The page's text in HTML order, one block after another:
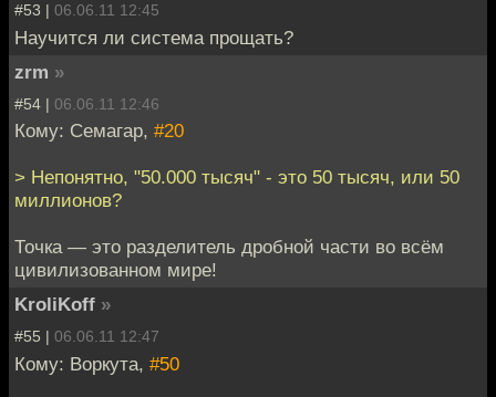
#53 | 06.06.11 12:45
Научится ли система прощать?
zrm »
#54 | 06.06.11 12:46
Кому: Семагар, #20
> Непонятно, "50.000 тысяч" - это 50 тысяч, или 50
миллионов?
Точка — это разделитель дробной части во всём
цивилизованном мире!
KroliKoff »
#55 | 06.06.11 12:47
Кому: Воркута, #50